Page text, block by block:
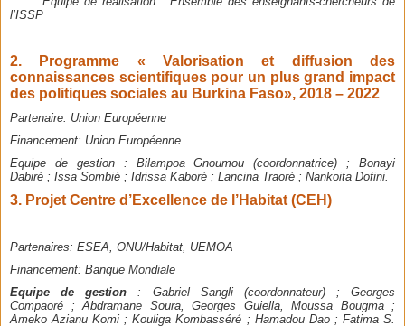
l’ISSP
2. Programme « Valorisation et diffusion des
connaissances scientifiques pour un plus grand impact
des politiques sociales au Burkina Faso», 2018 – 2022
Partenaire: Union Européenne
Financement: Union Européenne
Equipe de gestion: Bilampoa Gnoumou (coordonnatrice) ; Bonayi
Dabiré ; Issa Sombié ; Idrissa Kaboré ; Lancina Traoré ; Nankoita Dofini.
3. Projet Centre d’Excellence de l’Habitat (CEH)
Partenaires: ESEA, ONU/Habitat, UEMOA
Financement: Banque Mondiale
Equipe de gestion : Gabriel Sangli (coordonnateur) ; Georges
Compaoré ; Abdramane Soura, Georges Guiella, Moussa Bougma ;
Ameko Azianu Komi ; Kouliga Kombasséré ; Hamadou Dao ; Fatima S.